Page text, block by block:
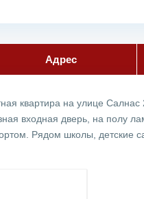
Адрес
квартира на улице
входная дверь, на полу
Рядом школы, детские